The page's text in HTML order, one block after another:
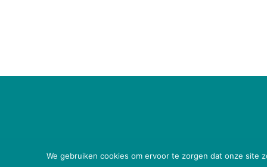
We gebruiken cookies om ervoor te zorgen dat onze site